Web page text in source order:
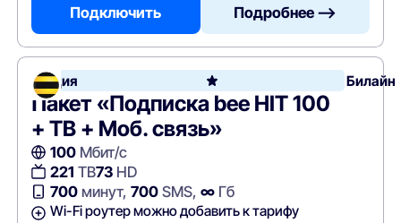
Подключить Подробнее —>
Акция Билайн
Пакет «Подписка bee HIT 100
+ ТВ + Моб. связь»
100Мбит/с
221 ТВ73HD
700минут, 700SMS, ∞Гб
Wi-Fi роутер можно добавить к тарифу